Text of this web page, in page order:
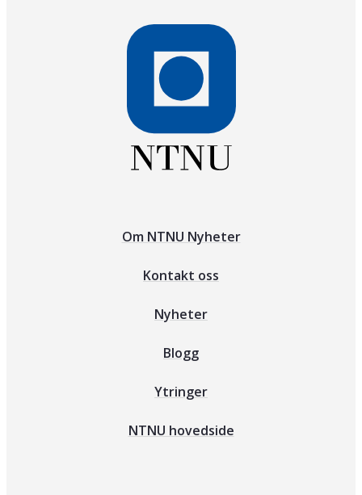
Om NTNU Nyheter
Kontakt oss
Nyheter
Blogg
Ytringer
NTNU hovedside